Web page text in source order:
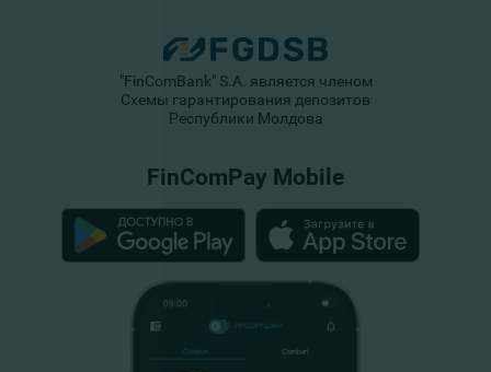
"FinComBank" S.A. является членом
Схемы гарантирования депозитов
Республики Молдова
FinComPay Mobile